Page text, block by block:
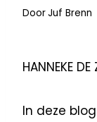
DoorJuf Brenn
HANNEKE DE
In deze